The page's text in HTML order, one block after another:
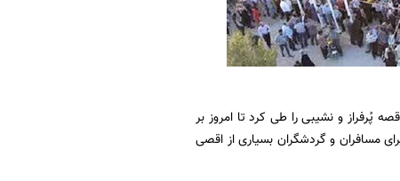
پُرفراز و نشیبی را طی کرد تا امروز بر
مسافران و گردشگران بسیاری از اقصی